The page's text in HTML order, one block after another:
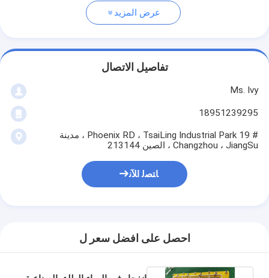
عرض المزيد
تفاصيل الاتصال
Ms. Ivy
18951239295
# 19 Phoenix RD ، TsaiLing Industrial Park ، مدينة
Changzhou ، JiangSu ، الصين 213144
ﺎﺘﺼﻟ ﺍﻶﻧ
احصل على افضل سعر ل